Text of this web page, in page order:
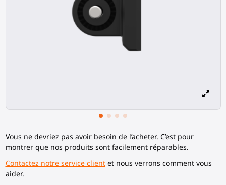
Vous ne devriez pas avoir besoin de l’acheter. C’est pour
montrer que nos produits sont facilement réparables.
Contactez notre service clientet nous verrons comment vous
aider.